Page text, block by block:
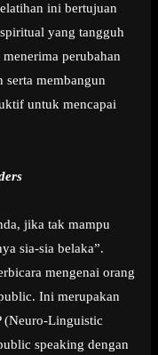
ini bertujuan
yang tangguh
perubahan
serta membangun
untuk mencapai
jika tak mampu
sia-sia belaka”.
mengenai orang
Ini merupakan
(Neuro-Linguistic
speaking dengan